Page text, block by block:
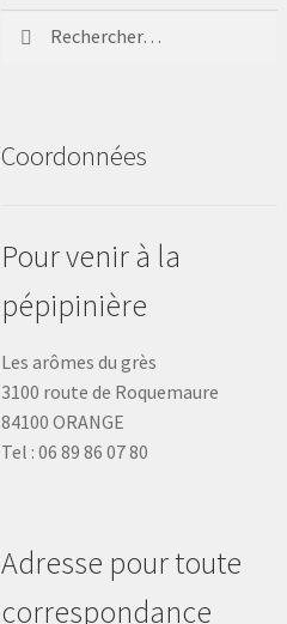
Coordonnées
Pour venir à la
pépipinière
Les arômes du grès
3100 route de Roquemaure
84100 ORANGE
Tel : 06 89 86 07 80
Adresse pour toute
correspondance